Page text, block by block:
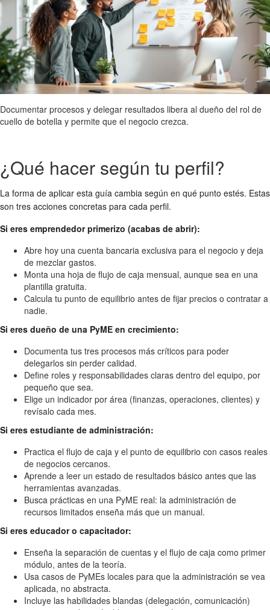
Documentar procesos y delegar resultados libera al dueño del rol de
cuello de botella y permite que el negocio crezca.
¿Qué hacer según tu perfil?
La forma de aplicar esta guía cambia según en qué punto estés. Estas
son tres acciones concretas para cada perfil.
Si eres emprendedor primerizo (acabas de abrir):
Abre hoy una cuenta bancaria exclusiva para el negocio y deja
de mezclar gastos.
Monta una hoja de flujo de caja mensual, aunque sea en una
plantilla gratuita.
Calcula tu punto de equilibrio antes de fijar precios o contratar a
nadie.
Si eres dueño de una PyME en crecimiento:
Documenta tus tres procesos más críticos para poder
delegarlos sin perder calidad.
Define roles y responsabilidades claras dentro del equipo, por
pequeño que sea.
Elige un indicador por área (finanzas, operaciones, clientes) y
revísalo cada mes.
Si eres estudiante de administración:
Practica el flujo de caja y el punto de equilibrio con casos reales
de negocios cercanos.
Aprende a leer un estado de resultados básico antes que las
herramientas avanzadas.
Busca prácticas en una PyME real: la administración de
recursos limitados enseña más que un manual.
Si eres educador o capacitador:
Enseña la separación de cuentas y el flujo de caja como primer
módulo, antes de la teoría.
Usa casos de PyMEs locales para que la administración se vea
aplicada, no abstracta.
Incluye las habilidades blandas (delegación, comunicación)